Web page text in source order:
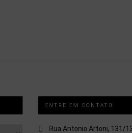
ENTRE EM CONTATO
Rua Antonio Artoni, 131/